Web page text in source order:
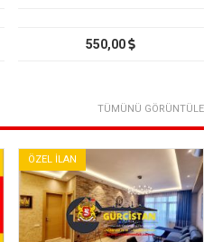
550,00
TÜMÜNÜ GÖRÜNTÜLE
ÖZEL İLAN